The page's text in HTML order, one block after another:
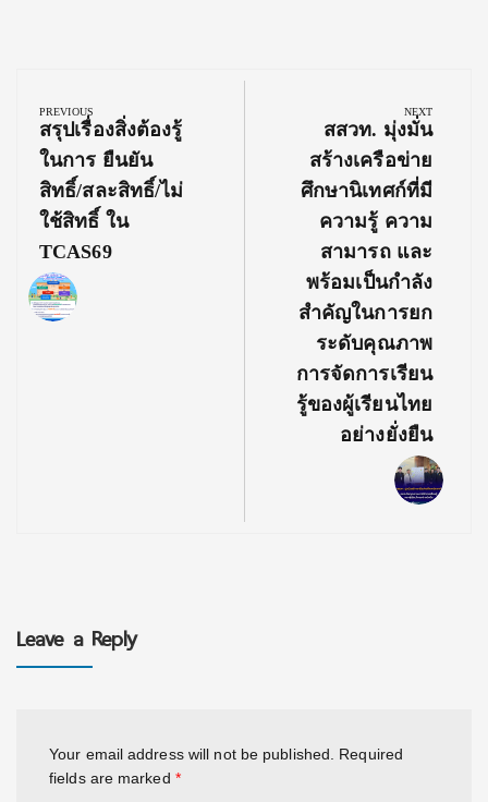
navigation
PREVIOUS
Previous
Post:
สรุปเรื่องสิ่งต้องรู้
ในการ ยืนยัน
สิทธิ์/สละสิทธิ์/ไม่
ใช้สิทธิ์ ใน
TCAS69
NEXT
Next
Post:
สสวท. มุ่งมั่น
สร้างเครือข่าย
ศึกษานิเทศก์ที่มี
ความรู้ ความ
สามารถ และ
พร้อมเป็นกำลัง
สำคัญในการยก
ระดับคุณภาพ
การจัดการเรียน
รู้ของผู้เรียนไทย
อย่างยั่งยืน
Leave a Reply
Your email address will not be published.
Required
fields are marked *